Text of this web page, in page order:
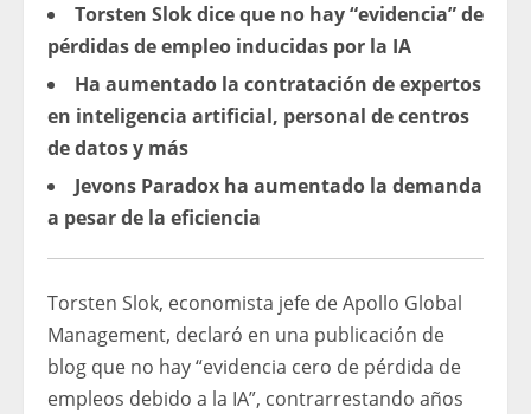
Torsten Slok dice que no hay “evidencia” de
pérdidas de empleo inducidas por la IA
Ha aumentado la contratación de expertos
en inteligencia artificial, personal de centros
de datos y más
Jevons Paradox ha aumentado la demanda
a pesar de la eficiencia
Torsten Slok, economista jefe de Apollo Global
Management, declaró en una publicación de
blog que no hay “evidencia cero de pérdida de
empleos debido a la IA”, contrarrestando años